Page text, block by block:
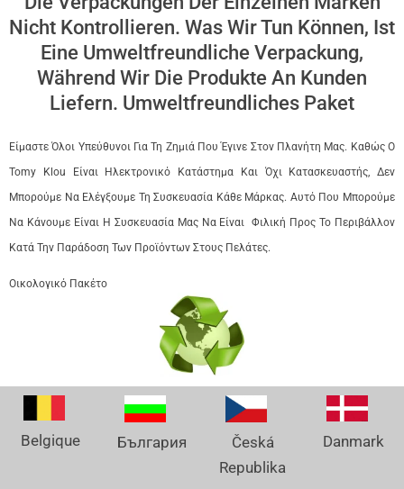
Nicht Kontrollieren. Was Wir Tun Können, Ist
Eine Umweltfreundliche Verpackung,
Während Wir Die Produkte An Kunden
Liefern. Umweltfreundliches Paket
Είμαστε Όλοι Υπεύθυνοι Για Τη Ζημιά Που Έγινε Στον Πλανήτη Μας. Καθώς Ο
Tomy Klou Είναι Ηλεκτρονικό Κατάστημα Και Όχι Κατασκευαστής, Δεν
Μπορούμε Να Ελέγξουμε Τη Συσκευασία Κάθε Μάρκας. Αυτό Που Μπορούμε
Να Κάνουμε Είναι Η Συσκευασία Μας Να Είναι Φιλική Προς Το Περιβάλλον
Κατά Την Παράδοση Των Προϊόντων Στους Πελάτες.
Οικολογικό Πακέτο
Belgique България
Česká
Republika
Danmark